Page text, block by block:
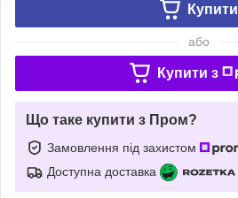
Купити
або
Купити з
Що таке купити з Пром?
Замовлення під захистом
Доступна доставка